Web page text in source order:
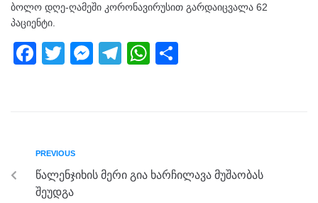
ბოლო დღე-ღამეში კორონავირუსით გარდაიცვალა 62
პაციენტი.
F
b
o
o
T
M
g
er
T
m
W
p
PREVIOUS
წალენჯიხის მერი გია ხარჩილავა მუშაობას
შეუდგა